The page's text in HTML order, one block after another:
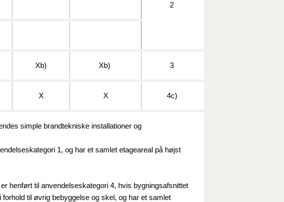
BR18 (4/7-31/12
BR18 (1/7-31/12
BR15 (2015-2018)
2
Xb) Xb) 3
X X 4c)
simple brandtekniske installationer og
1, og har et samlet etageareal på højst
henført til anvendelseskategori 4, hvis bygningsafsnittet
til øvrig bebyggelse og skel, og har et samlet